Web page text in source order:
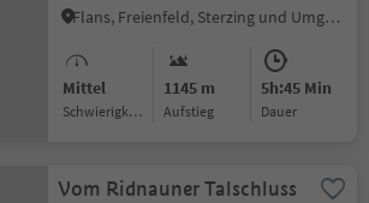
Flans, Freienfeld, Sterzing und Umgebung
Mittel
Schwierigkeitsgrad
1145 m
Aufstieg
5h:45 Min
Dauer
Vom Ridnauner Talschluss